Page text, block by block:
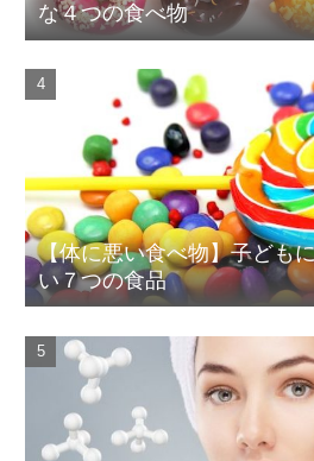
な４つの食べ物
【体に悪い食べ物】子ども
い７つの食品